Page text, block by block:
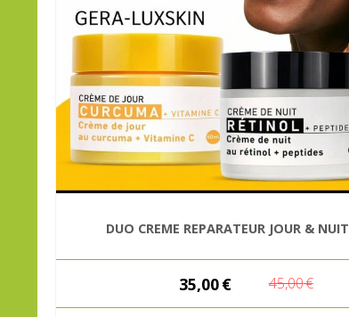
DUO CREME REPARATEUR JOUR & NUIT
35,00€ 45,00€